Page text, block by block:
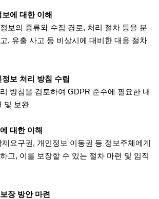
에 대한 이해
보의 종류와 수집 경로, 처리 절차 등을 분
, 유출 사고 등 비상시에 대비한 대응 절차
보 처리 방침 수립
방침을 검토하여 GDPR 준수에 필요한 내
및 보완
대한 이해
요구권, 개인정보 이동권 등 정보주체에게
고, 이를 보장할 수 있는 절차 마련 및 임직
장 방안 마련